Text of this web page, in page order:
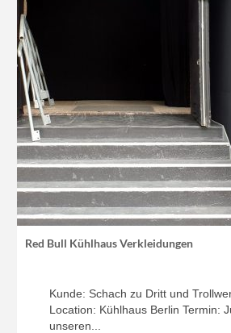
Red Bull Kühlhaus Verkleidungen
Kunde: Schach zu Dritt und
Location: Kühlhaus Berlin Termin:
unseren...